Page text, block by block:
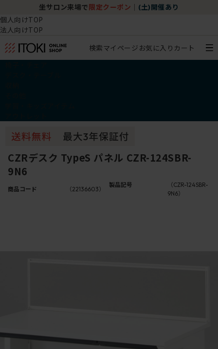
坐サロン来場で 限定クーポン (土)開催あり
個人向けTOP
法人向けTOP
検索マイページ お気に入り カート
CZRデスク TypeS パネル CZR-124SBR-
9N6
商品コード （22136603）
製品記号
（CZR-124SBR-
9N6）